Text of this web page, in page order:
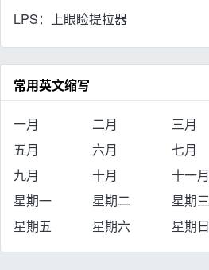
LPS：上眼睑提拉器
常用英文缩写
一月 二月 三月
五月
六月 七月
九月
十月 十一月
星期一
星期二 星期三
星期五
星期六 星期日